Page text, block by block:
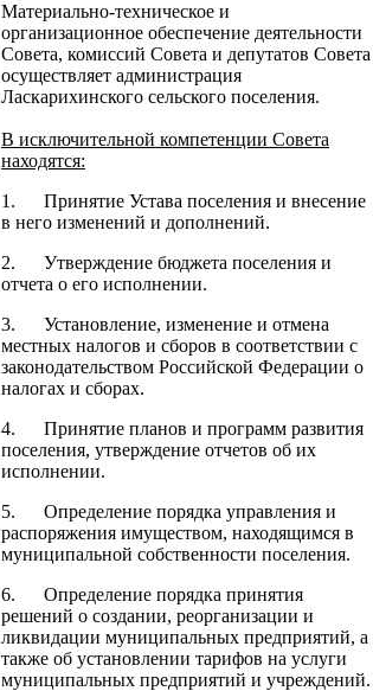
Материально-техническое и
организационное обеспечение деятельности
Совета, комиссий Совета и депутатов Совета
осуществляет администрация
Ласкарихинского сельского поселения.
В исключительной компетенции Совета
находятся:
1. Принятие Устава поселения и внесение
в него изменений и дополнений.
2. Утверждение бюджета поселения и
отчета о его исполнении.
3. Установление, изменение и отмена
местных налогов и сборов в соответствии с
законодательством Российской Федерации о
налогах и сборах.
4. Принятие планов и программ развития
поселения, утверждение отчетов об их
исполнении.
5. Определение порядка управления и
распоряжения имуществом, находящимся в
муниципальной собственности поселения.
6. Определение порядка принятия
решений о создании, реорганизации и
ликвидации муниципальных предприятий, а
также об установлении тарифов на услуги
муниципальных предприятий и учреждений.